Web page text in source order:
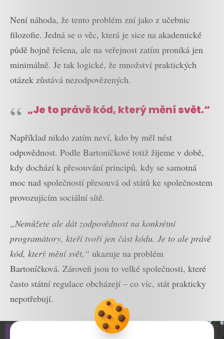
Není náhoda, že tento problém zní jako z učebnic
filozofie. Jedná se o věc, která je sice na akademické
půdě hojně řešena, ale na veřejnost zatím proniká jen
minimálně. Je tak logické, že množství praktických
otázek zůstává nezodpovězených.
„Je to právě kód, který mění svět.“
Například nikdo zatím neví, kdo by měl nést
odpovědnost. Podle Bartoníčkové totiž žijeme v době,
kdy dochází k přesouvání principů, kdy se samotná
moc nad společností přesouvá od států ke společnostem
provozujícím sociální sítě.
„Nemůžete ale dát zodpovědnost na konkrétní
programátory, kteří tvoří jen část kódu. Je to ale právě
kód, který mění svět,“ ukazuje na problém
Bartoníčková. Zároveň jsou to velké společnosti, které
často státní regulace obcházejí – co víc, stát prakticky
nepotřebují.